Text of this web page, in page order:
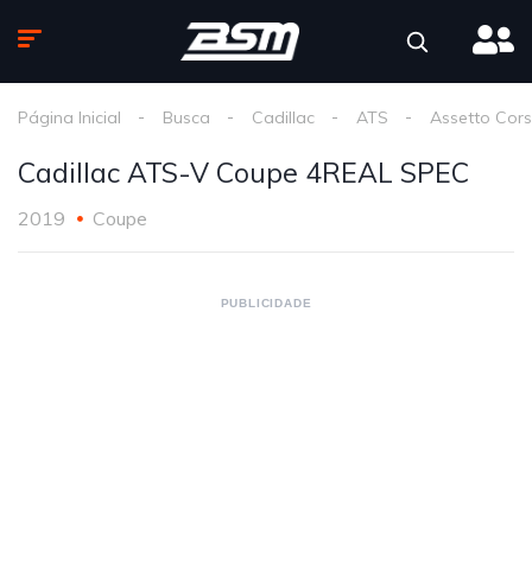
Página Inicial Busca Cadillac ATS Assetto
Cadillac ATS-V Coupe 4REAL SPEC
2019 Coupe
PUBLICIDADE